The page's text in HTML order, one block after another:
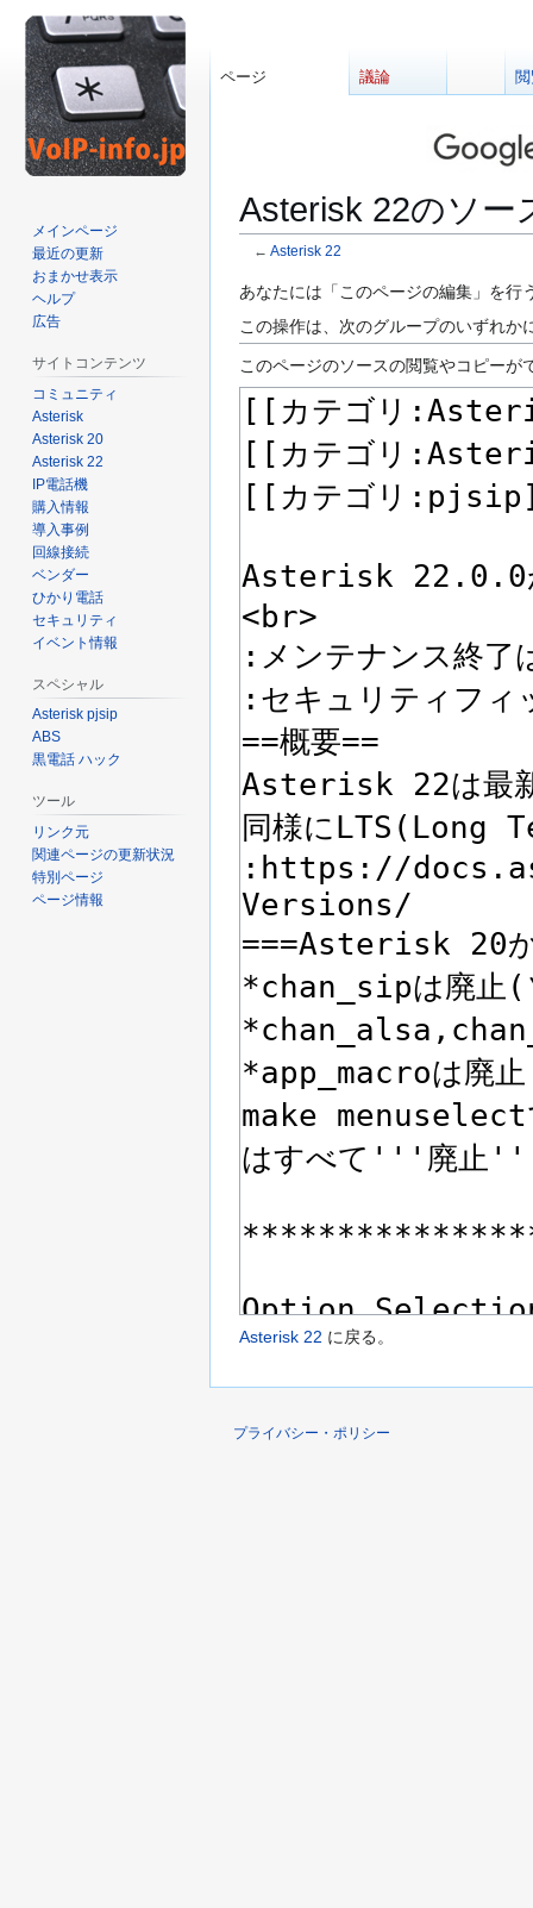
Asterisk 22のソー
← Asterisk 22
ナ
ビ
ゲ
ー
シ
ョ
ン
に
検
索
に
移
動
あなたには「このページの編集」を行
この操作は、次のグループのいずれか
このページのソースの閲覧やコピーが
Asterisk 22 に戻る。
ページ 議論
メインページ
最近の更新
おまかせ表示
ヘルプ
広告
サイトコンテンツ
コミュニティ
Asterisk
Asterisk 20
Asterisk 22
IP電話機
購入情報
導入事例
回線接続
ベンダー
ひかり電話
セキュリティ
イベント情報
スペシャル
Asterisk pjsip
ABS
黒電話 ハック
ツール
リンク元
関連ページの更新状況
特別ページ
ページ情報
プライバシー・ポリシー